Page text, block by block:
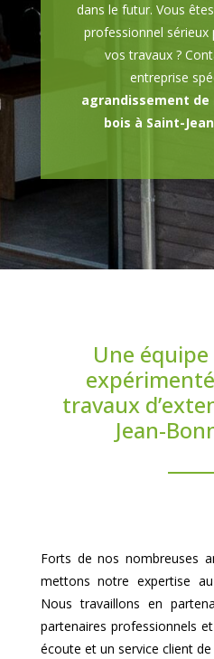
dans le futur. Vous
professionnel sérieux
vos travaux ?
entreprise
agrandissement
bois à Saint-
Une équipe
travaux
Jean-
Forts de nos nombreuses
mettons notre expertise
Nous travaillons en
partenaires professionnels
écoute et un service client de